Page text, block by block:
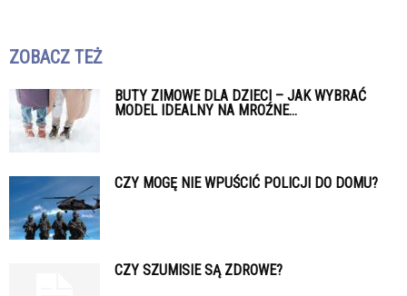
ZOBACZ TEŻ
BUTY ZIMOWE DLA DZIECI – JAK WYBRAĆ
MODEL IDEALNY NA MROŹNE...
CZY MOGĘ NIE WPUŚCIĆ POLICJI DO DOMU?
CZY SZUMISIE SĄ ZDROWE?